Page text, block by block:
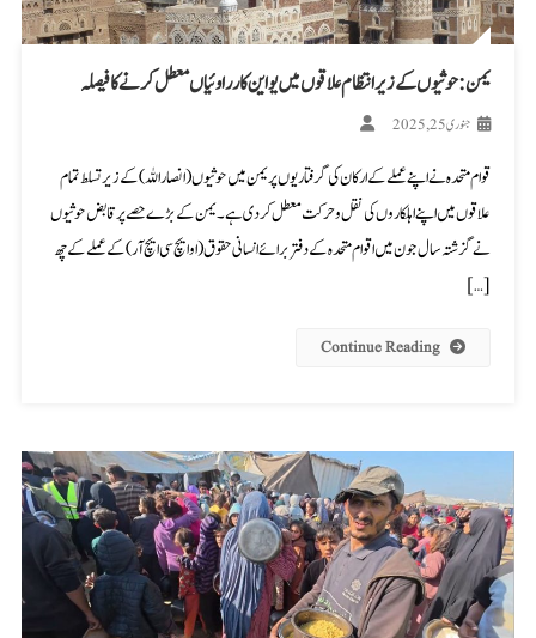
یمن: حوثیوں کے زیر انتظام علاقوں میں یو این کارراوئیاں معطل کرنے کا فیصلہ
جنوری 25, 2025
قوام متحدہ نے اپنے عملے کے ارکان کی گرفتاریوں پر یمن میں حوثیوں (انصاراللہ) کے زیرتسلط تمام
علاقوں میں اپنے اہلکاروں کی نقل و حرکت معطل کر دی ہے۔ یمن کے بڑے حصے پر قابض حوثیوں
نے گزشتہ سال جون میں اقوام متحدہ کے دفتر برائے انسانی حقوق (او ایچ سی ایچ آر) کے عملے کے چھ
[…]
Continue Reading